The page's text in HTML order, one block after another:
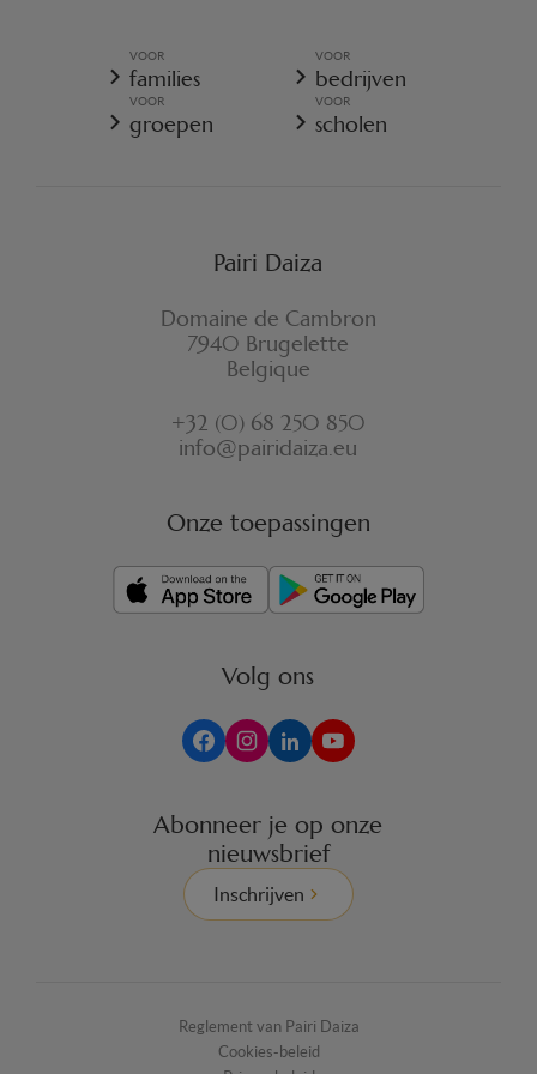
ALGEMENE VERKOOPSVOORWAARDEN - RESORT
COOKIES-BELEID
REGLEMENT VAN PAIRI DAIZA
VERZEKERINGSVOORWAARDEN ANNULATIE
VOOR
families
VOOR
bedrijven
VOOR
groepen
VOOR
scholen
Pairi Daiza
Domaine de Cambron
7940 Brugelette
Belgique
+32 (0) 68 250 850
info@pairidaiza.eu
Onze toepassingen
Volg ons
Abonneer je op onze
nieuwsbrief
Inschrijven
Reglement van Pairi Daiza
Cookies-beleid